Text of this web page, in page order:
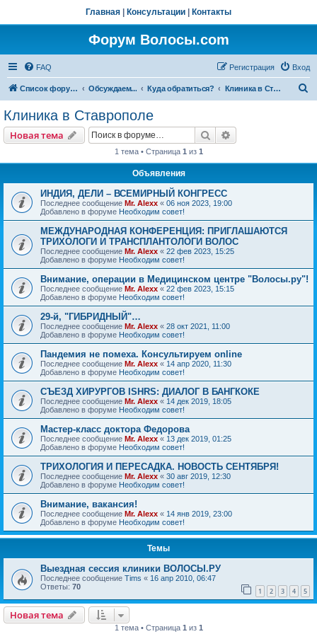
Главная Консультации Контакты
Форум Волосы.com
FAQ Вход
Регистрация
Список форумов Обсуждаем... Куда обратиться? Клиника в Ставрополе
Клиника в Ставрополе
Новая тема Поиск
1 тема • Страница 1 из 1
Объявления
ИНДИЯ, ДЕЛИ – ВСЕМИРНЫЙ КОНГРЕСС
Последнее сообщение Mr. Alexx « 06 ноя 2023, 19:00
Добавлено в форуме Необходим совет!
МЕЖДУНАРОДНАЯ КОНФЕРЕНЦИЯ: ПРИГЛАШАЮТСЯ
ТРИХОЛОГИ И ТРАНСПЛАНТОЛОГИ ВОЛОС
Последнее сообщение Mr. Alexx « 22 фев 2023, 15:25
Добавлено в форуме Необходим совет!
Внимание, операции в Медицинском центре "Волосы.ру"!
Последнее сообщение Mr. Alexx « 22 фев 2023, 15:15
Добавлено в форуме Необходим совет!
29-й, "ГИБРИДНЫЙ"…
Последнее сообщение Mr. Alexx « 28 окт 2021, 11:00
Добавлено в форуме Необходим совет!
Пандемия не помеха. Консультируем online
Последнее сообщение Mr. Alexx « 14 апр 2020, 11:30
Добавлено в форуме Необходим совет!
СЪЕЗД ХИРУРГОВ ISHRS: ДИАЛОГ В БАНГКОКЕ
Последнее сообщение Mr. Alexx « 14 дек 2019, 18:05
Добавлено в форуме Необходим совет!
Мастер-класс доктора Федорова
Последнее сообщение Mr. Alexx « 13 дек 2019, 01:25
Добавлено в форуме Необходим совет!
ТРИХОЛОГИЯ И ПЕРЕСАДКА. НОВОСТЬ СЕНТЯБРЯ!
Последнее сообщение Mr. Alexx « 30 авг 2019, 12:30
Добавлено в форуме Необходим совет!
Внимание, вакансия!
Последнее сообщение Mr. Alexx « 14 янв 2019, 23:00
Добавлено в форуме Необходим совет!
Темы
Выездная сессия клиники ВОЛОСЫ.РУ
Последнее сообщение Tims « 16 апр 2010, 06:47
Ответы: 70 1 2 3 4 5
Новая тема
1 тема • Страница 1 из 1